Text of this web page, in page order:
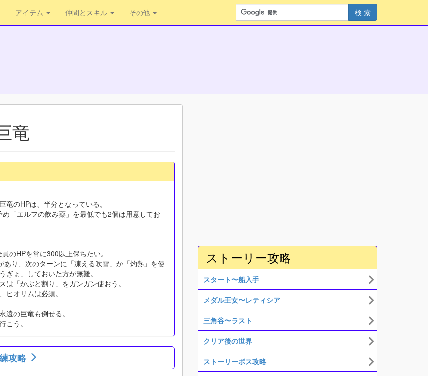
アイテム 仲間とスキル その他
竜
のHPは、半分となっている。
「エルフの飲み薬」を最低でも2個は用意してお
のHPを常に300以上保ちたい。
り、次のターンに「凍える吹雪」か「灼熱」を使
ょ」しておいた方が無難。
は「かぶと割り」をガンガン使おう。
ピオリムは必須。
遠の巨竜も倒せる。
こう。
攻略
ストーリー攻略
スタート〜船入手
メダル王女〜レティシア
三角谷〜ラスト
クリア後の世界
ストーリーボス攻略